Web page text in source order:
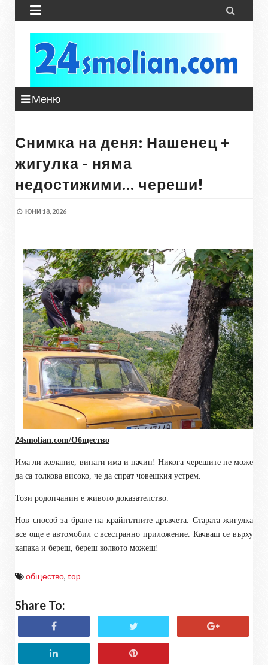
 
Меню
Снимка на деня: Нашенец +
жигулка - няма
недостижими… череши!
ЮНИ 18, 2026
24smolian.com/Общество
Има ли желание, винаги има и начин! Никога черешите не може
да са толкова високо, че да спрат човешкия устрем.
Този родопчанин е живото доказателство.
Нов способ за бране на крайпътните дръвчета. Старата жигулка
все още е автомобил с всестранно приложение. Качваш се върху
капака и береш, береш колкото можеш!
общество, top
Share To: